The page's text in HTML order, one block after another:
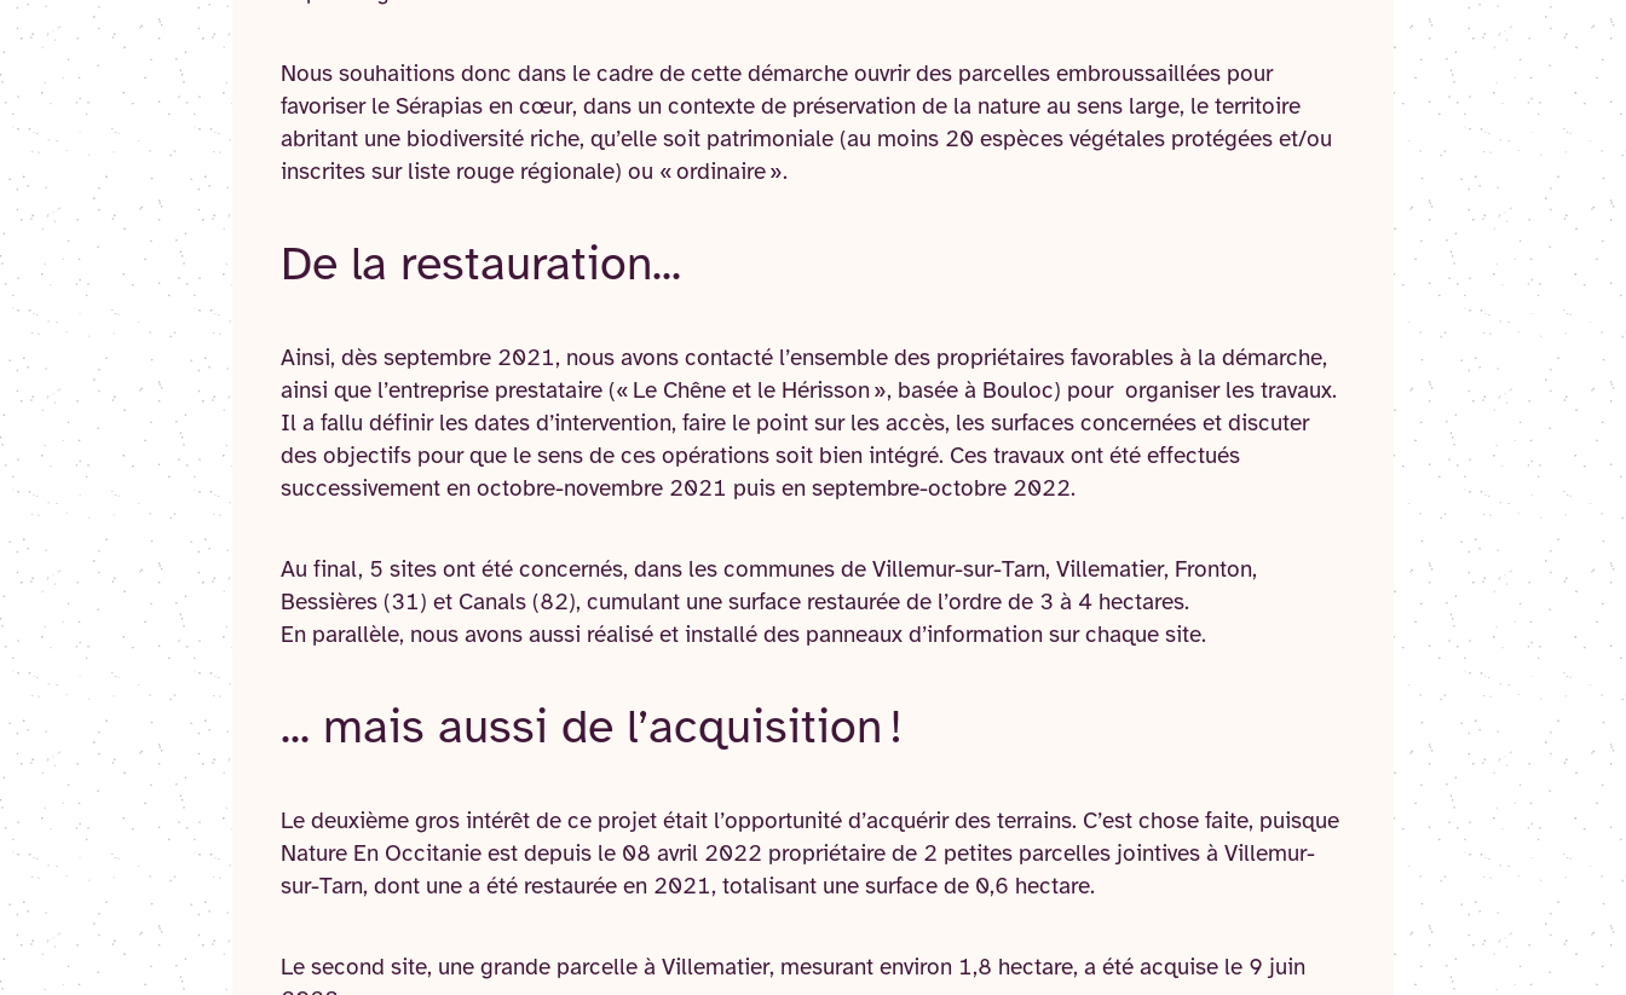
Nous souhaitions donc dans le cadre de cette démarche ouvrir des parcelles embroussaillées pour
favoriser le Sérapias en cœur, dans un contexte de préservation de la nature au sens large, le territoire
abritant une biodiversité riche, qu’elle soit patrimoniale (au moins 20 espèces végétales protégées et/ou
inscrites sur liste rouge régionale) ou « ordinaire ».
De la restauration...
Ainsi, dès septembre 2021, nous avons contacté l’ensemble des propriétaires favorables à la démarche,
ainsi que l’entreprise prestataire (« Le Chêne et le Hérisson », basée à Bouloc) pour organiser les travaux.
Il a fallu définir les dates d’intervention, faire le point sur les accès, les surfaces concernées et discuter
des objectifs pour que le sens de ces opérations soit bien intégré. Ces travaux ont été effectués
successivement en octobre-novembre 2021 puis en septembre-octobre 2022.
Au final, 5 sites ont été concernés, dans les communes de Villemur-sur-Tarn, Villematier, Fronton,
Bessières (31) et Canals (82), cumulant une surface restaurée de l’ordre de 3 à 4 hectares.
En parallèle, nous avons aussi réalisé et installé des panneaux d’information sur chaque site.
... mais aussi de l’acquisition !
Le deuxième gros intérêt de ce projet était l’opportunité d’acquérir des terrains. C’est chose faite, puisque
Nature En Occitanie est depuis le 08 avril 2022 propriétaire de 2 petites parcelles jointives à Villemur-
sur-Tarn, dont une a été restaurée en 2021, totalisant une surface de 0,6 hectare.
Le second site, une grande parcelle à Villematier, mesurant environ 1,8 hectare, a été acquise le 9 juin